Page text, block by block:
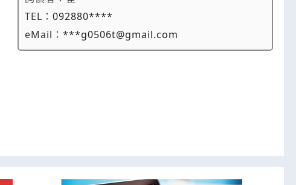
TEL：092880****
eMail：***g0506t@gmail.com